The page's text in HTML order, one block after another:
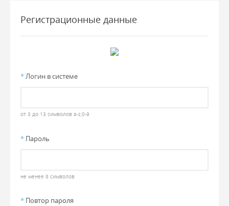
Регистрационные данные
*Логин в системе
от 3 до 13 символов a-z,0-9
* Пароль
не менее 8 символов
* Повтор пароля